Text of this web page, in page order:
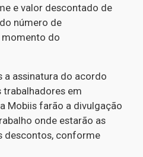
e valor descontado de
número de
do
a assinatura do acordo
em
Mobiis farão a divulgação
onde estarão as
descontos, conforme